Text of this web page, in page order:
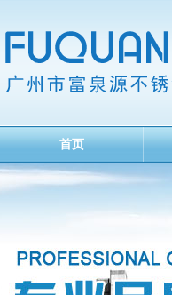
首页